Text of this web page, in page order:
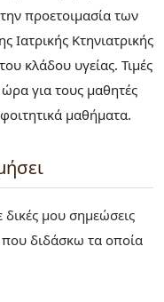
προετοιμασία των
Ιατρικής Κτηνιατρικής
κλάδου υγείας. Τιμές
για τους μαθητές
μαθήματα.
μου σημεώσεις
που διδάσκω τα οποία